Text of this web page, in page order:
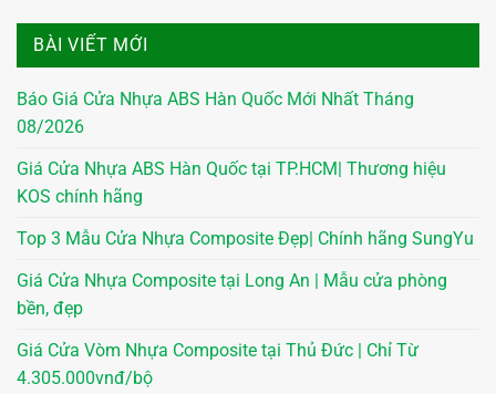
BÀI VIẾT MỚI
Báo Giá Cửa Nhựa ABS Hàn Quốc Mới Nhất Tháng
08/2026
Giá Cửa Nhựa ABS Hàn Quốc tại TP.HCM| Thương hiệu
KOS chính hãng
Top 3 Mẫu Cửa Nhựa Composite Đẹp| Chính hãng SungYu
Giá Cửa Nhựa Composite tại Long An | Mẫu cửa phòng
bền, đẹp
Giá Cửa Vòm Nhựa Composite tại Thủ Đức | Chỉ Từ
4.305.000vnđ/bộ